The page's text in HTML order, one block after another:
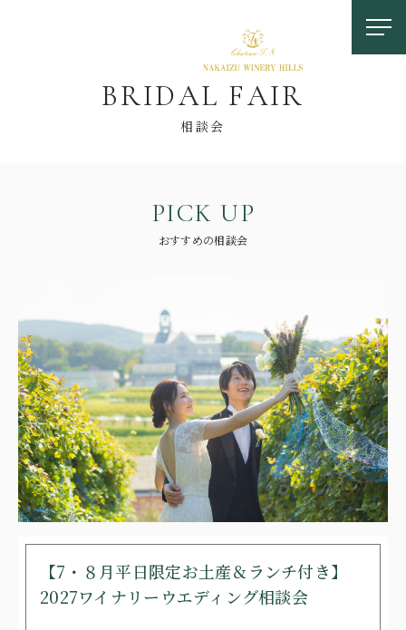
お問い合わせ
TOP
OUR FEATURES中伊豆ワイナリーの特徴
LOCATION
FREE STYLE
WITH DOG
BRIDAL FAIR 相談会
ウエディングプラン
REPORT
BRIDAL FAIR
相談会
PICK UP
おすすめの相談会
【7・８月平日限定お土産＆ランチ付き】
2027ワイナリーウエディング相談会